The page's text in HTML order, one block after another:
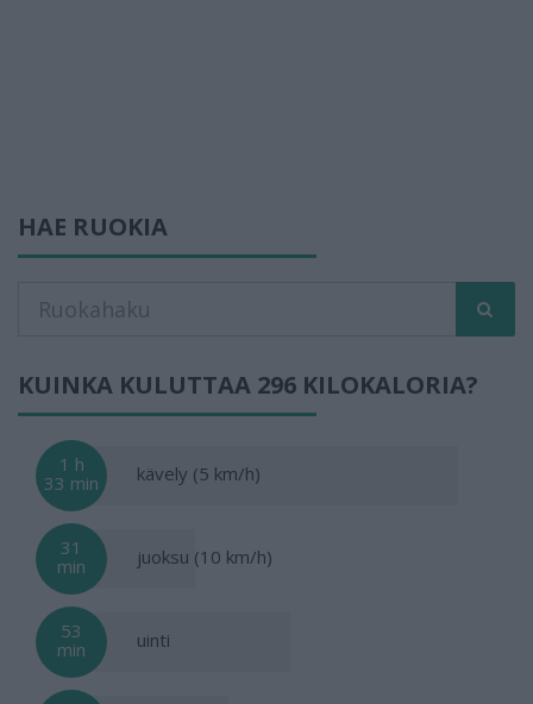
HAE RUOKIA
KUINKA KULUTTAA 296 KILOKALORIA?
1 h
33 min
kävely (5 km/h)
31
min
juoksu (10 km/h)
53
min
uinti